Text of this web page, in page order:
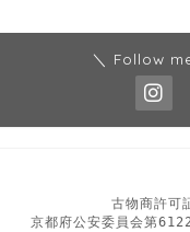
＼ Follow
古物商許可
京都府公安委員会第